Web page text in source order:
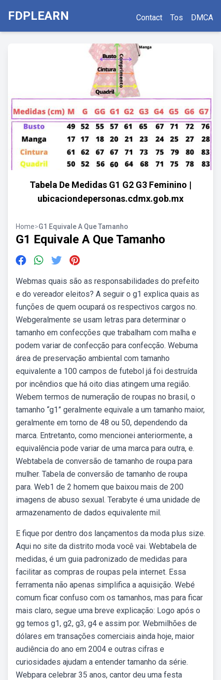
FDPLEARN Contact Tos DMCA
Tabela De Medidas G1 G2 G3 Feminino |
ubicaciondepersonas.cdmx.gob.mx
Home>G1 Equivale A Que Tamanho
G1 Equivale A Que Tamanho
Webmas quais são as responsabilidades do prefeito
e do vereador eleitos? A seguir o g1 explica quais as
funções de quem ocupará os respectivos cargos no.
Webgeralmente se usam letras para determinar o
tamanho em confecções que trabalham com malha e
podem variar de confecção para confecção. Webuma
área de preservação ambiental com tamanho
equivalente a 100 campos de futebol já foi destruída
por incêndios que há oito dias atingem uma região.
Webem termos de numeração de roupas no brasil, o
tamanho “g1” geralmente equivale a um tamanho maior,
geralmente em torno de 48 ou 50, dependendo da
marca. Entretanto, como mencionei anteriormente, a
equivalência pode variar de uma marca para outra, e.
Webtabela de conversão de tamanho de roupa para
mulher. Tabela de conversão de tamanho de roupa
para. Web1 de 2 homem que baixou mais de 200
imagens de abuso sexual. Terabyte é uma unidade de
armazenamento de dados equivalente mil.
E fique por dentro dos lançamentos da moda plus size.
Aqui no site da distrito moda você vai. Webtabela de
medidas, é um guia padronizado de medidas para
facilitar as compras de roupas pela internet. Essa
ferramenta não apenas simplifica a aquisição. Webé
comum ficar confuso com os tamanhos, mas para ficar
mais claro, segue uma breve explicação: Logo após o
gg temos g1, g2, g3, g4 e assim por. Webmilhões de
dólares em transações comerciais ainda hoje, maior
audiência do ano em 2004 e outras cifras e
curiosidades ajudam a entender tamanho da série.
Webpara celebrar 35 anos, cantor deu uma festa